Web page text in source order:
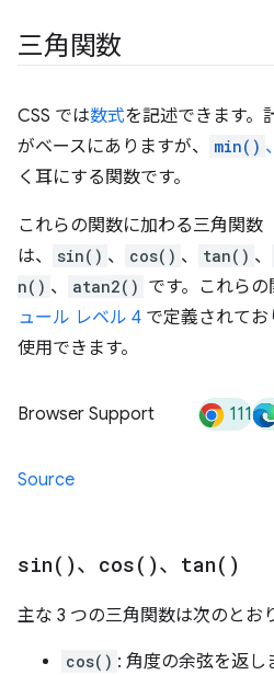
三角関数
CSS では数式を記述できます。
がベースにありますが、
min() 、
く耳にする関数です。
これらの関数に加わる三角関数
は、
sin() 、 cos() 、 tan() 、
n() 、 atan2() です。これらの
ュール レベル 4 で定義されてお
使用できます。
Browser Support 111
Source
sin( )、 cos( )、 tan( )
主な 3 つの三角関数は次のとお
cos() : 角度の余弦を返し